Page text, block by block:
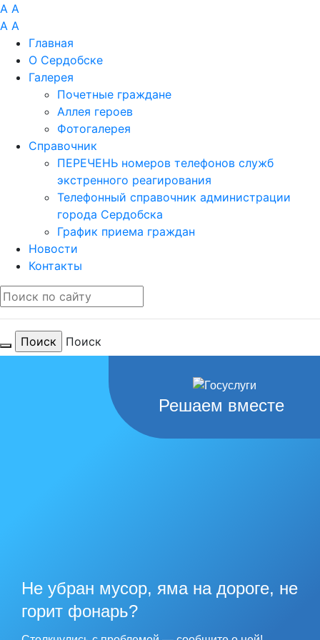
A A
A A
Главная
О Сердобске
Галерея
Почетные граждане
Аллея героев
Фотогалерея
Справочник
ПЕРЕЧЕНЬ номеров телефонов служб
экстренного реагирования
Телефонный справочник администрации
города Сердобска
График приема граждан
Новости
Контакты
Поиск
Решаем вместе
Не убран мусор, яма на дороге, не
горит фонарь?
Для тебя
рекорды